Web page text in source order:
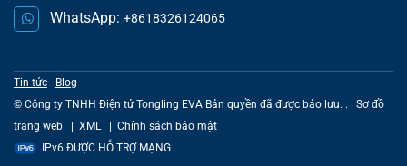
WhatsApp: +8618326124065
Tin tức
Blog
© Công ty TNHH Điện tử Tongling EVA Bản quyền đã được bảo lưu. .
Sơ đồ
trang web
XML
Chính sách bảo mật
IPv6 ĐƯỢC HỖ TRỢ MẠNG